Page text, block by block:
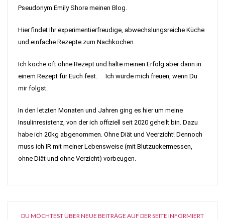
Pseudonym Emily Shore meinen Blog.
Hier findet Ihr experimentierfreudige, abwechslungsreiche Küche
und einfache Rezepte zum Nachkochen.
Ich koche oft ohne Rezept und halte meinen Erfolg aber dann in
einem Rezept für Euch fest. Ich würde mich freuen, wenn Du
mir folgst.
In den letzten Monaten und Jahren ging es hier um meine
Insulinresistenz, von der ich offiziell seit 2020 geheilt bin. Dazu
habe ich 20kg abgenommen. Ohne Diät und Veerzicht! Dennoch
muss ich IR mit meiner Lebensweise (mit Blutzuckermessen,
ohne Diät und ohne Verzicht) vorbeugen.
DU MÖCHTEST ÜBER NEUE BEITRÄGE AUF DER SEITE INFORMIERT